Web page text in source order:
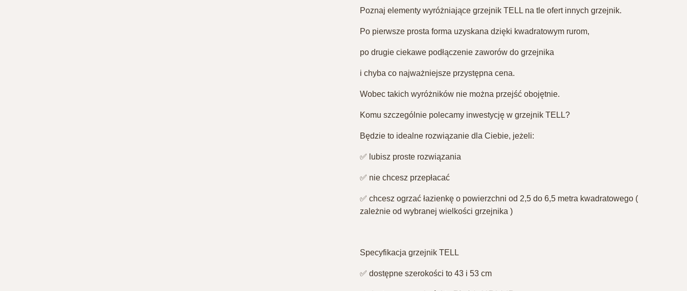
Poznaj elementy wyróżniające grzejnik TELL na tle ofert innych grzejnik.⁣
Po pierwsze prosta forma uzyskana dzięki kwadratowym rurom,⁣
po drugie ciekawe podłączenie zaworów do grzejnika⁣
i chyba co najważniejsze przystępna cena. ⁣
Wobec takich wyróżników nie można przejść obojętnie.⁣
Komu szczególnie polecamy inwestycję w grzejnik TELL?⁣
Będzie to idealne rozwiązanie dla Ciebie, jeżeli:⁣
✅ lubisz proste rozwiązania⁣
✅ nie chcesz przepłacać⁣
✅ chcesz ogrzać łazienkę o powierzchni od 2,5 do 6,5 metra kwadratowego (
zależnie od wybranej wielkości grzejnika )⁣
⁣Specyfikacja grzejnik TELL⁣
✅ dostępne szerokości to 43 i 53 cm⁣